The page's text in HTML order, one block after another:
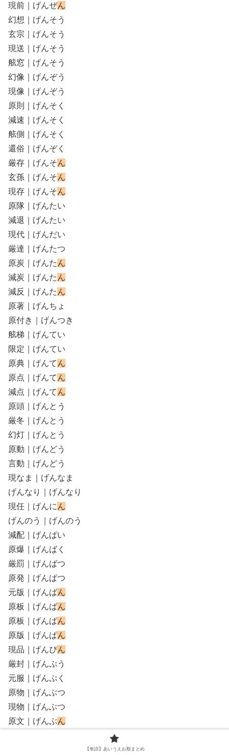
現前｜げんぜん
幻想｜げんそう
玄宗｜げんそう
現送｜げんそう
舷窓｜げんそう
幻像｜げんぞう
現像｜げんぞう
原則｜げんそく
減速｜げんそく
舷側｜げんそく
還俗｜げんぞく
厳存｜げんそん
玄孫｜げんそん
現存｜げんそん
原隊｜げんたい
減退｜げんたい
現代｜げんだい
厳達｜げんたつ
原炭｜げんた ん
減炭｜げんた ん
減反｜げんた ん
原著｜げんちょ
原付き｜げんつき
舷梯｜げんてい
限定｜げんてい
原典｜げんて ん
原点｜げんて ん
減点｜げんて ん
原頭｜げんとう
厳冬｜げんとう
幻灯｜げんとう
原動｜げんどう
言動｜げんどう
現なま｜げんなま
げんなり｜げんなり
現任｜げんに ん
げんのう｜げんのう
減配｜げんぱい
原爆｜げんばく
厳罰｜げんばつ
原発｜げんぱつ
元版｜げんばん
原板｜げんばん
原板｜げんぱん
原版｜げんぱん
現品｜げんぴん
厳封｜げんぷう
元服｜げんぷく
原物｜げんぶつ
現物｜げんぶつ
原文｜げんぶん
【単語】あいうえお順まとめ